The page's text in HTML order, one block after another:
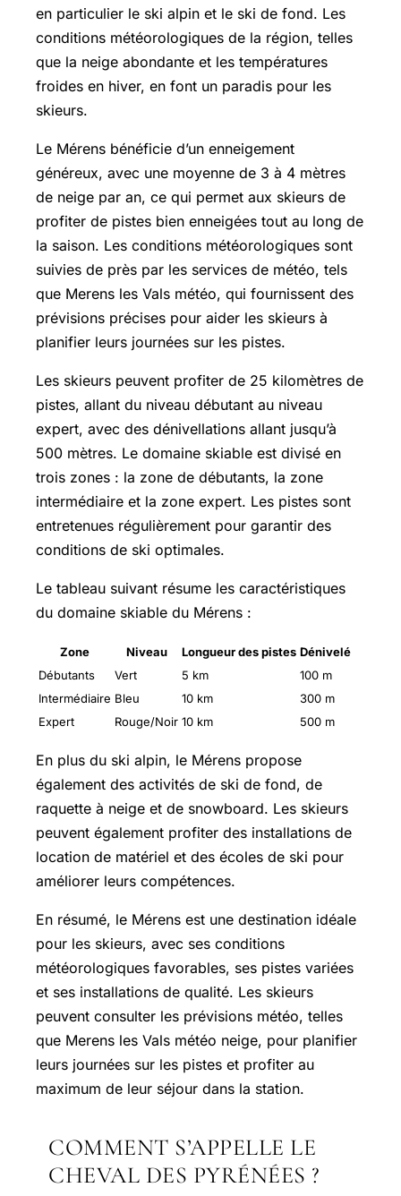
en particulier le ski alpin et le ski de fond. Les
conditions météorologiques de la région, telles
que la neige abondante et les températures
froides en hiver, en font un paradis pour les
skieurs.
Le Mérens bénéficie d’un enneigement
généreux, avec une moyenne de 3 à 4 mètres
de neige par an, ce qui permet aux skieurs de
profiter de pistes bien enneigées tout au long de
la saison. Les conditions météorologiques sont
suivies de près par les services de météo, tels
que Merens les Vals météo, qui fournissent des
prévisions précises pour aider les skieurs à
planifier leurs journées sur les pistes.
Les skieurs peuvent profiter de 25 kilomètres de
pistes, allant du niveau débutant au niveau
expert, avec des dénivellations allant jusqu’à
500 mètres. Le domaine skiable est divisé en
trois zones : la zone de débutants, la zone
intermédiaire et la zone expert. Les pistes sont
entretenues régulièrement pour garantir des
conditions de ski optimales.
Le tableau suivant résume les caractéristiques
du domaine skiable du Mérens :
Zone Niveau Longueur des pistes Dénivelé
Débutants
Vert 5 km
100 m
Intermédiaire Bleu 10 km
300 m
Expert
Rouge/Noir 10 km 500 m
En plus du ski alpin, le Mérens propose
également des activités de ski de fond, de
raquette à neige et de snowboard. Les skieurs
peuvent également profiter des installations de
location de matériel et des écoles de ski pour
améliorer leurs compétences.
En résumé, le Mérens est une destination idéale
pour les skieurs, avec ses conditions
météorologiques favorables, ses pistes variées
et ses installations de qualité. Les skieurs
peuvent consulter les prévisions météo, telles
que Merens les Vals météo neige, pour planifier
leurs journées sur les pistes et profiter au
maximum de leur séjour dans la station.
COMMENT S’APPELLE LE
CHEVAL DES PYRÉNÉES ?